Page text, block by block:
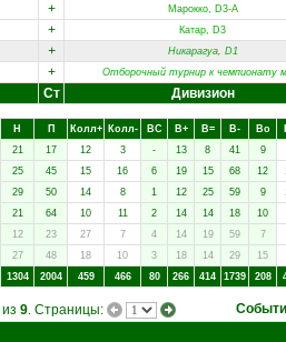
+
Марокко, D3-A
+
Катар, D3
+
Никарагуа, D1
+ Отборочный турнир к чемпионату
Ст Дивизион
Н П Колл+ Колл- ВC В+ В= В- Вo
21 17 12 3 - 13 8 41
9
25 45 15 16 6 19 15 68 12
29 50 14 8 1 12 25 59 9
21 64 10 11 2 14 14 18 10
12 23 27 7 4 14 19 59
7
27 48 18 10 3 18 14 29
15
1304 2004 459 466 80 266 414 1739 208
из 9. Страницы: